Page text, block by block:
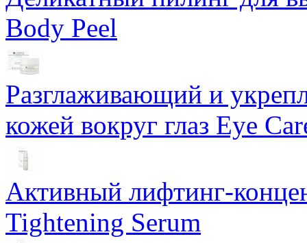
Body Peel
Разглаживающий и
кожей вокруг глаз Eye
Активный лифтинг-
Tightening Serum